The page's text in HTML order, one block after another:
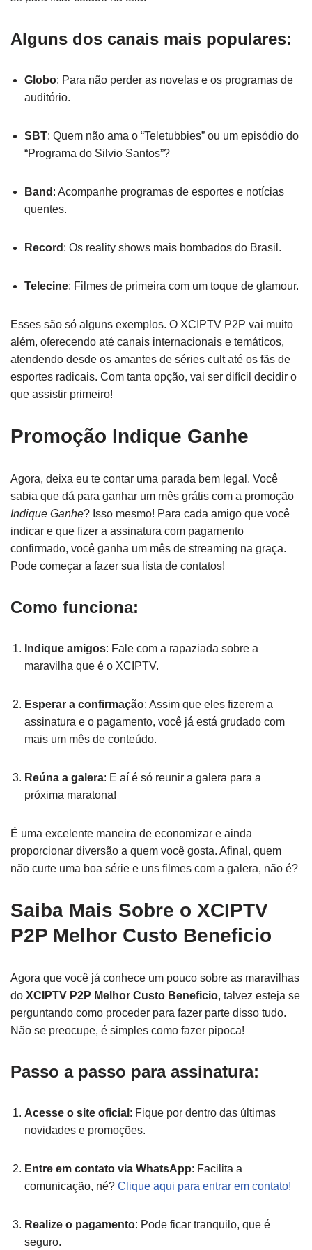
Alguns dos canais mais populares:
Globo: Para não perder as novelas e os programas de
auditório.
SBT: Quem não ama o “Teletubbies” ou um episódio do
“Programa do Silvio Santos”?
Band : Acompanhe programas de esportes e notícias
quentes.
Record : Os reality shows mais bombados do Brasil.
Telecine: Filmes de primeira com um toque de glamour.
Esses são só alguns exemplos. O XCIPTV P2P vai muito
além, oferecendo até canais internacionais e temáticos,
atendendo desde os amantes de séries cult até os fãs de
esportes radicais. Com tanta opção, vai ser difícil decidir o
que assistir primeiro!
Promoção Indique Ganhe
Agora, deixa eu te contar uma parada bem legal. Você
sabia que dá para ganhar um mês grátis com a promoção
Indique Ganhe? Isso mesmo! Para cada amigo que você
indicar e que fizer a assinatura com pagamento
confirmado, você ganha um mês de streaming na graça.
Pode começar a fazer sua lista de contatos!
Como funciona:
Indique amigos: Fale com a rapaziada sobre a
maravilha que é o XCIPTV.
Esperar a confirmação: Assim que eles fizerem a
assinatura e o pagamento, você já está grudado com
mais um mês de conteúdo.
Reúna a galera: E aí é só reunir a galera para a
próxima maratona!
É uma excelente maneira de economizar e ainda
proporcionar diversão a quem você gosta. Afinal, quem
não curte uma boa série e uns filmes com a galera, não é?
Saiba Mais Sobre o XCIPTV
P2P Melhor Custo Beneficio
Agora que você já conhece um pouco sobre as maravilhas
do XCIPTV P2P Melhor Custo Beneficio, talvez esteja se
perguntando como proceder para fazer parte disso tudo.
Não se preocupe, é simples como fazer pipoca!
Passo a passo para assinatura:
Acesse o site oficial : Fique por dentro das últimas
novidades e promoções.
Entre em contato via WhatsApp: Facilita a
comunicação, né? Clique aqui para entrar em contato!
Realize o pagamento: Pode ficar tranquilo, que é
seguro.